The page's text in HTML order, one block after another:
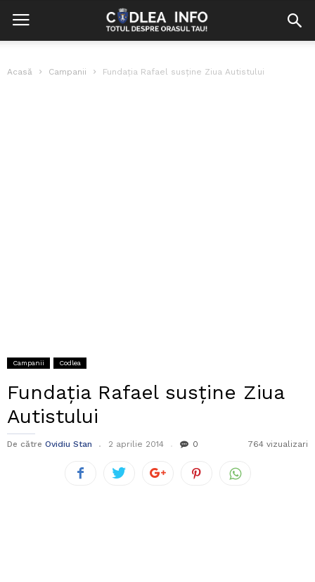
Acasă Campanii Fundația Rafael susține Ziua Autistului
Campanii Codlea
Fundația Rafael susține Ziua
Autistului
De către Ovidiu Stan 2 aprilie 2014 0 764 vizualizari